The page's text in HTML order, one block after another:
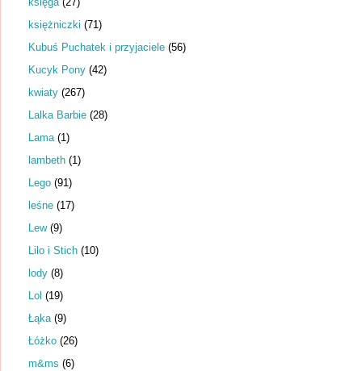
księżniczki (71)
Kubuś Puchatek i przyjaciele (56)
Kucyk Pony (42)
kwiaty (267)
Lalka Barbie (28)
Lama (1)
lambeth (1)
Lego (91)
leśne (17)
Lew (9)
Lilo i Stich (10)
lody (8)
Lol (19)
Łąka (9)
Łóżko (26)
m&ms (6)